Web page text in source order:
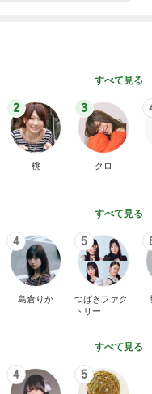
すべて見る
2
桃
3
クロ
すべて見る
4
島倉りか
5
つばきファク
トリー
すべて見る
4 5